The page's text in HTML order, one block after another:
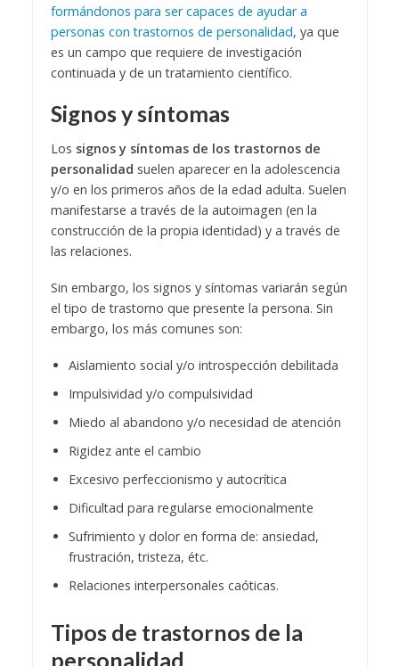
formándonos para ser capaces de ayudar a
personas con trastornos de personalidad, ya que
es un campo que requiere de investigación
continuada y de un tratamiento científico.
Signos y síntomas
Los signos y síntomas de los trastornos de
personalidad suelen aparecer en la adolescencia
y/o en los primeros años de la edad adulta. Suelen
manifestarse a través de la autoimagen (en la
construcción de la propia identidad) y a través de
las relaciones.
Sin embargo, los signos y síntomas variarán según
el tipo de trastorno que presente la persona. Sin
embargo, los más comunes son:
Aislamiento social y/o introspección debilitada
Impulsividad y/o compulsividad
Miedo al abandono y/o necesidad de atención
Rigidez ante el cambio
Excesivo perfeccionismo y autocrítica
Dificultad para regularse emocionalmente
Sufrimiento y dolor en forma de: ansiedad,
frustración, tristeza, étc.
Relaciones interpersonales caóticas.
Tipos de trastornos de la
personalidad